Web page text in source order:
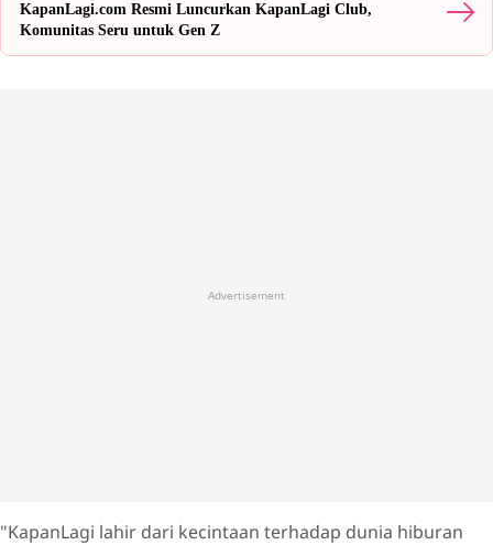
KapanLagi.com Resmi Luncurkan KapanLagi Club,
Komunitas Seru untuk Gen Z
Advertisement
"KapanLagi lahir dari kecintaan terhadap dunia hiburan